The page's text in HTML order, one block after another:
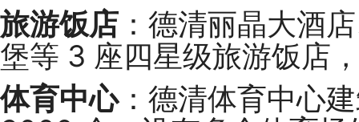
旅游饭店 ：德清丽晶大酒
堡等 3 座四星级旅游饭店
体育中心：德清体育中心